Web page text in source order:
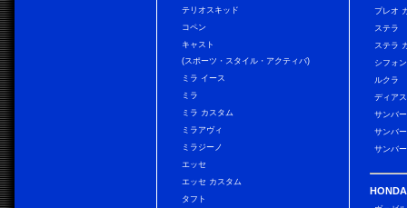
テリオスキッド
コペン
キャスト
(スポーツ・スタイル・アクティバ)
ミラ イース
ミラ
ミラ カスタム
ミラアヴィ
ミラジーノ
エッセ
エッセ カスタム
タフト
プレオ
ステラ
ステラ
シフォ
ルクラ
ディア
サンバ
サンバ
サンバ
HONDA